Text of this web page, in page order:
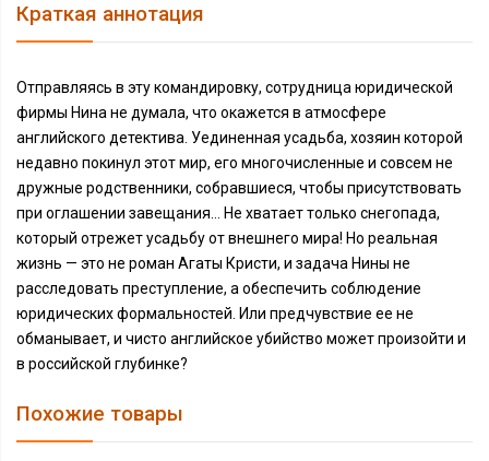
Краткая аннотация
Отправляясь в эту командировку, сотрудница юридической
фирмы Нина не думала, что окажется в атмосфере
английского детектива. Уединенная усадьба, хозяин которой
недавно покинул этот мир, его многочисленные и совсем не
дружные родственники, собравшиеся, чтобы присутствовать
при оглашении завещания… Не хватает только снегопада,
который отрежет усадьбу от внешнего мира! Но реальная
жизнь — это не роман Агаты Кристи, и задача Нины не
расследовать преступление, а обеспечить соблюдение
юридических формальностей. Или предчувствие ее не
обманывает, и чисто английское убийство может произойти и
в российской глубинке?
Похожие товары